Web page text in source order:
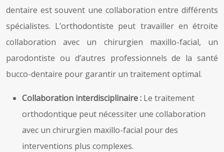
dentaire est souvent une collaboration entre différents
spécialistes. L’orthodontiste peut travailler en étroite
collaboration avec un chirurgien maxillo-facial, un
parodontiste ou d’autres professionnels de la santé
bucco-dentaire pour garantir un traitement optimal.
Collaboration interdisciplinaire : Le traitement
orthodontique peut nécessiter une collaboration
avec un chirurgien maxillo-facial pour des
interventions plus complexes.